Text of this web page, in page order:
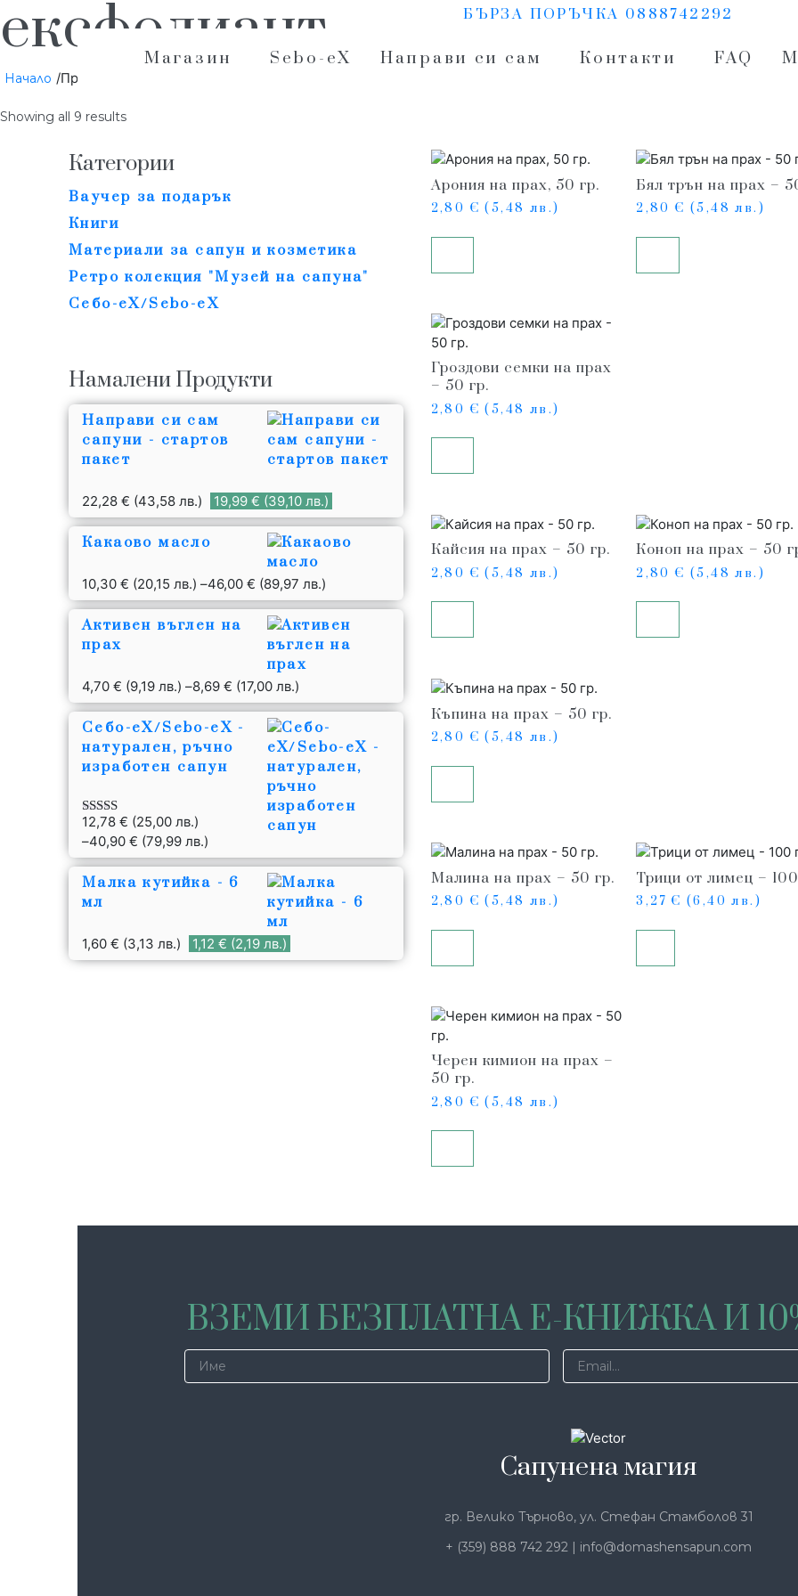
БЪРЗА ПОРЪЧКА 0888742292
Магазин Sebo-eX Направи си сам Контакти FAQ
ексфолиант
Начало /Продукти с етикет „ексфолиант“
Showing all 9 results
Категории
Ваучер за подарък
Книги
Материали за сапун и козметика
Ретро колекция "Музей на сапуна"
Себо-еХ/Sebo-eX
Намалени Продукти
Направи си сам
сапуни - стартов
пакет
22,28 € (43,58 лв.) 19,99 € (39,10 лв.)
Какаово масло
10,30 € (20,15 лв.) –46,00 € (89,97 лв.)
Активен въглен на
прах
4,70 € (9,19 лв.) –8,69 € (17,00 лв.)
Себо-еХ/Sebo-eX -
натурален, ръчно
изработен сапун
Оценено с
4.85 от 5
12,78 € (25,00 лв.)
–40,90 € (79,99 лв.)
Малка кутийка - 6
мл
1,60 € (3,13 лв.) 1,12 € (2,19 лв.)
Арония на прах, 50 гр.
2,80€ (5,48 лв.)
Бял трън на прах –
2,80€ (5,48 лв.)
Гроздови семки на прах
– 50 гр.
2,80€ (5,48 лв.)
Кайсия на прах – 50 гр.
2,80€ (5,48 лв.)
Коноп на прах – 50
2,80€ (5,48 лв.)
Къпина на прах – 50 гр.
2,80€ (5,48 лв.)
Малина на прах – 50 гр.
2,80€ (5,48 лв.)
Трици от лимец –
3,27€ (6,40 лв.)
Черен кимион на прах –
50 гр.
2,80€ (5,48 лв.)
ВЗЕМИ БЕЗПЛАТНА Е-КНИЖКА И
Сапунена магия
гр. Велико Търново, ул. Стефан Стамболов 31
+ (359) 888 742 292 | info@domashensapun.com